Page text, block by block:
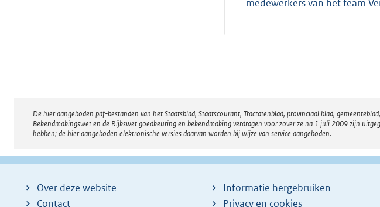
medewerkers van het team
Disclaimer
De hier aangeboden pdf-bestanden van het Staatsblad, Staatscourant, Tractatenblad, provinciaal blad,
Bekendmakingswet en de Rijkswet goedkeuring en bekendmaking verdragen voor zover ze na 1 juli 2009 zijn
hebben; de hier aangeboden elektronische versies daarvan worden bij wijze van service aangeboden.
Over deze website
Contact
Informatie hergebruiken
Privacy en cookies